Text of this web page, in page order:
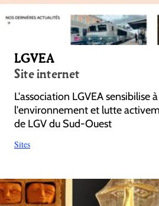
LGVEA
Site internet
L'association LGVEA sensibilise
l'environnement et lutte
de LGV du Sud-Ouest
Sites